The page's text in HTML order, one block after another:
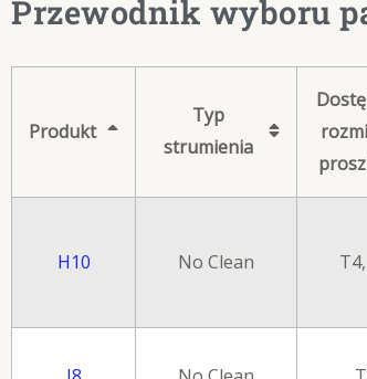
Przewodnik wyboru
Produkt
Typ
strumienia
H10 No Clean